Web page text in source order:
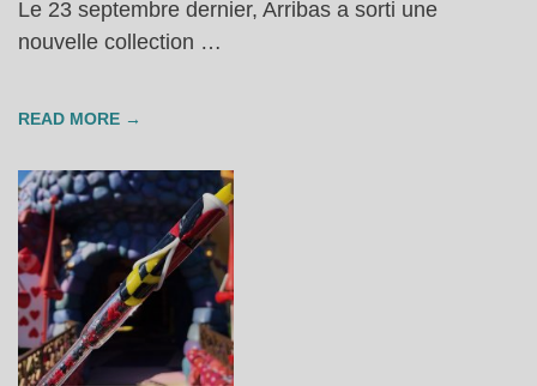
Le 23 septembre dernier, Arribas a sorti une
nouvelle collection …
READ MORE →